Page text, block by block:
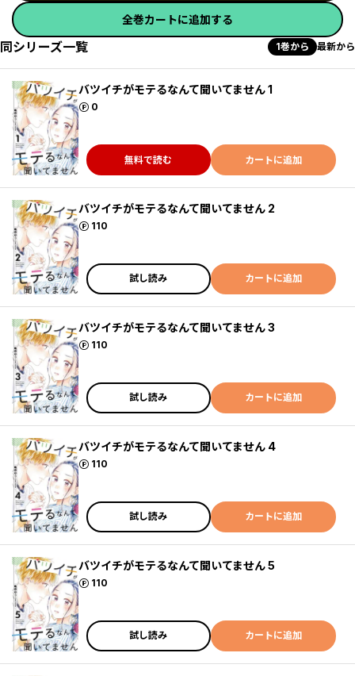
全巻カートに追加する
同シリーズ一覧 1巻から 最新から
バツイチがモテるなんて聞いてません 1
0
ポイント
無料で読む カートに追加
バツイチがモテるなんて聞いてません 2
110
ポイント
試し読み カートに追加
バツイチがモテるなんて聞いてません 3
110
ポイント
試し読み カートに追加
バツイチがモテるなんて聞いてません 4
110
ポイント
試し読み カートに追加
バツイチがモテるなんて聞いてません 5
110
ポイント
試し読み カートに追加